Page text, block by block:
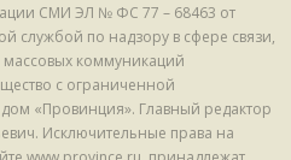
СМИ ЭЛ № ФС 77 – 68463 от
службой по надзору в сфере связи,
коммуникаций
с ограниченной
дом «Провинция». Главный редактор
Исключительные права на